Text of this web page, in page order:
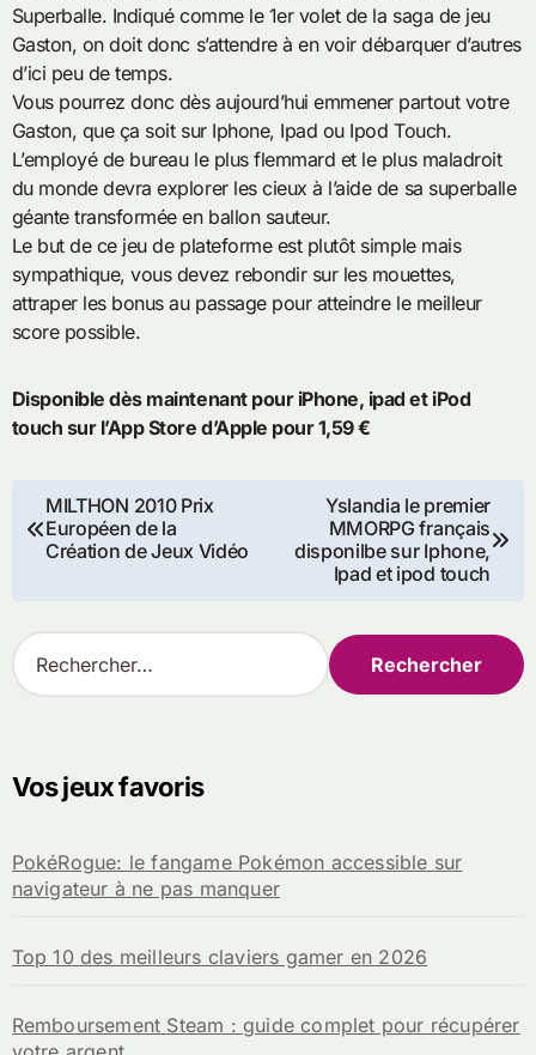
Superballe. Indiqué comme le 1er volet de la saga de jeu
Gaston, on doit donc s’attendre à en voir débarquer d’autres
d’ici peu de temps.
Vous pourrez donc dès aujourd’hui emmener partout votre
Gaston, que ça soit sur Iphone, Ipad ou Ipod Touch.
L’employé de bureau le plus flemmard et le plus maladroit
du monde devra explorer les cieux à l’aide de sa superballe
géante transformée en ballon sauteur.
Le but de ce jeu de plateforme est plutôt simple mais
sympathique, vous devez rebondir sur les mouettes,
attraper les bonus au passage pour atteindre le meilleur
score possible.
Disponible dès maintenant pour iPhone, ipad et iPod
touch sur l’App Store d’Apple pour 1,59 €
Navigation
de
MILTHON 2010 Prix
Européen de la
Création de Jeux Vidéo
Yslandia le premier
MMORPG français
disponilbe sur Iphone,
Ipad et ipod touch
R
e
r
c
e
r
Vos jeux favoris
PokéRogue: le fangame Pokémon accessible sur
navigateur à ne pas manquer
Top 10 des meilleurs claviers gamer en 2026
Remboursement Steam : guide complet pour récupérer